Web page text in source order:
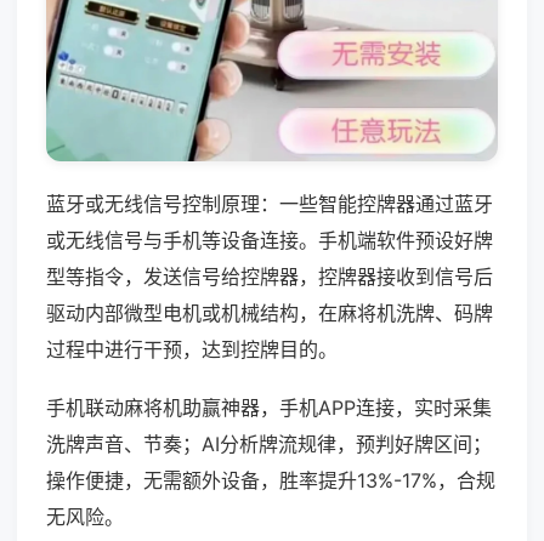
蓝牙或无线信号控制原理：一些智能控牌器通过蓝牙
或无线信号与手机等设备连接。手机端软件预设好牌
型等指令，发送信号给控牌器，控牌器接收到信号后
驱动内部微型电机或机械结构，在麻将机洗牌、码牌
过程中进行干预，达到控牌目的。
手机联动麻将机助赢神器，手机APP连接，实时采集
洗牌声音、节奏；AI分析牌流规律，预判好牌区间；
操作便捷，无需额外设备，胜率提升13%-17%，合规
无风险。